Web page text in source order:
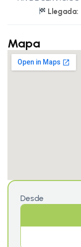
Llegada:
Mapa
Desde